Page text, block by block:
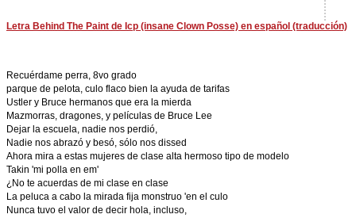
Letra Behind The Paint de Icp (insane Clown Posse) en español (traducción)
Recuérdame perra, 8vo grado
parque de pelota, culo flaco bien la ayuda de tarifas
Ustler y Bruce hermanos que era la mierda
Mazmorras, dragones, y películas de Bruce Lee
Dejar la escuela, nadie nos perdió,
Nadie nos abrazó y besó, sólo nos dissed
Ahora mira a estas mujeres de clase alta hermoso tipo de modelo
Takin 'mi polla en em'
¿No te acuerdas de mi clase en clase
La peluca a cabo la mirada fija monstruo 'en el culo
Nunca tuvo el valor de decir hola, incluso,